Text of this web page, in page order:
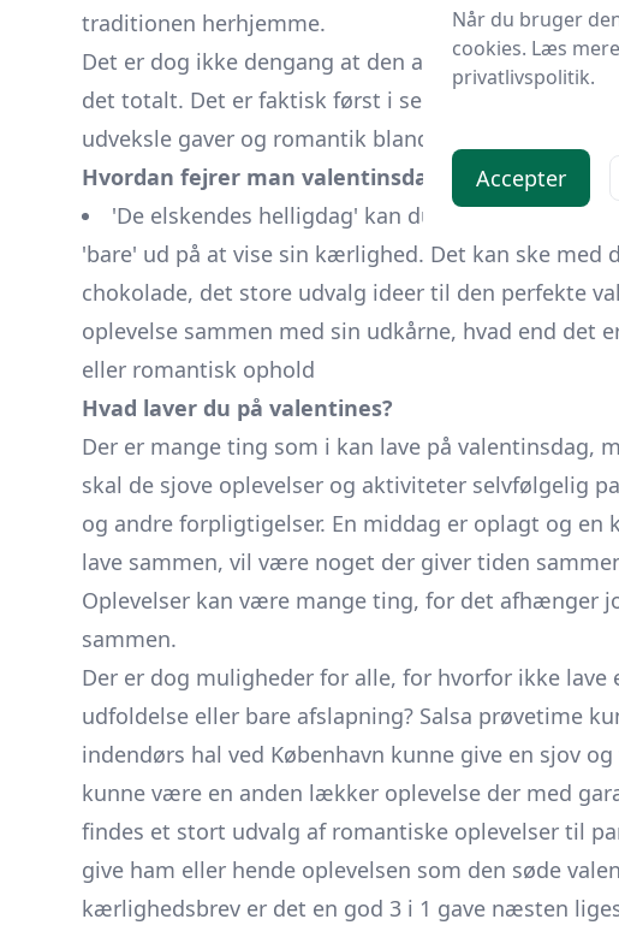
traditionen herhjemme.
Det er dog ikke dengang at den amerikanske
det totalt. Det er faktisk først i sen 90'erne at
udveksle gaver og romantik blandt par startede i
Hvordan fejrer man valentinsdag?
'De elskendes helligdag' kan du fejre på mange
'bare' ud på at vise sin kærlighed. Det kan ske med
chokolade, det store udvalg ideer til den perfekte
oplevelse sammen med sin udkårne, hvad end det
eller romantisk ophold
Hvad laver du på valentines?
Der er mange ting som i kan lave på valentinsdag,
skal de sjove oplevelser og aktiviteter selvfølgelig
og andre forpligtigelser. En middag er oplagt og
lave sammen, vil være noget der giver tiden
Oplevelser kan være mange ting, for det afhænger
sammen.
Der er dog muligheder for alle, for hvorfor ikke
udfoldelse eller bare afslapning? Salsa prøvetime
indendørs hal ved København kunne give en sjov
kunne være en anden lækker oplevelse der med
findes et stort udvalg af romantiske oplevelser til
give ham eller hende oplevelsen som den søde
kærlighedsbrev er det en god 3 i 1 gave næsten
Når du bruger
cookies. Læs
privatlivspolitik.
Accepter